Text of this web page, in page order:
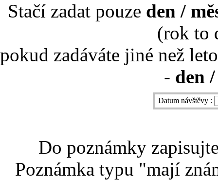
Stačí zadat pouze den /
(rok to
pokud zadáváte jiné než
- den
Datum návštěvy :
Do poznámky
Poznámka typu "mají